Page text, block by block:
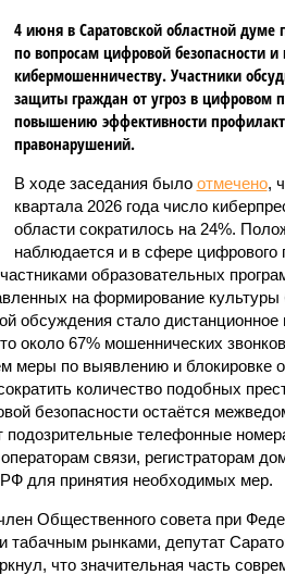
4 июня в Саратовской областной
по вопросам цифровой безопасности и
кибермошенничеству. Участники
защиты граждан от угроз в цифровом
повышению эффективности
правонарушений.
В ходе заседания было отмечено,
квартала 2026 года число
области сократилось на 24%.
наблюдается и в сфере цифрового
образовательных
на формирование культуры
обсуждения стало
около 67% мошеннических
меры по выявлению и блокировке
количество подобных
безопасности остаётся
подозрительные телефонные
связи, регистраторам
для принятия необходимых мер.
Общественного совета при
табачным рынками, депутат
что значительная часть